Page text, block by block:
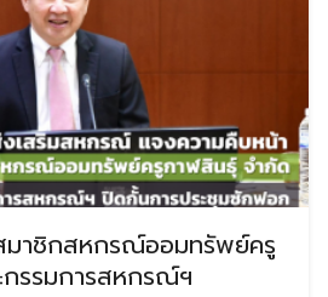
าชิกสหกรณ์ออมทรัพย์ครู
รรมการสหกรณ์ฯ